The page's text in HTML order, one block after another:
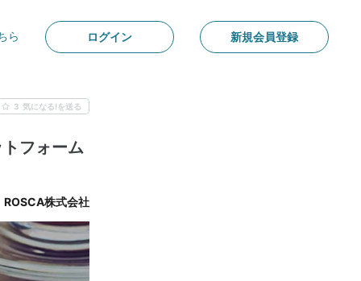
ら ログイン 新規会員登録
3 気になる!を送る
フォーム
ROSCA株式会社